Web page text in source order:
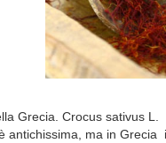
Grecia. Crocus sativus L.
è antichissima, ma in